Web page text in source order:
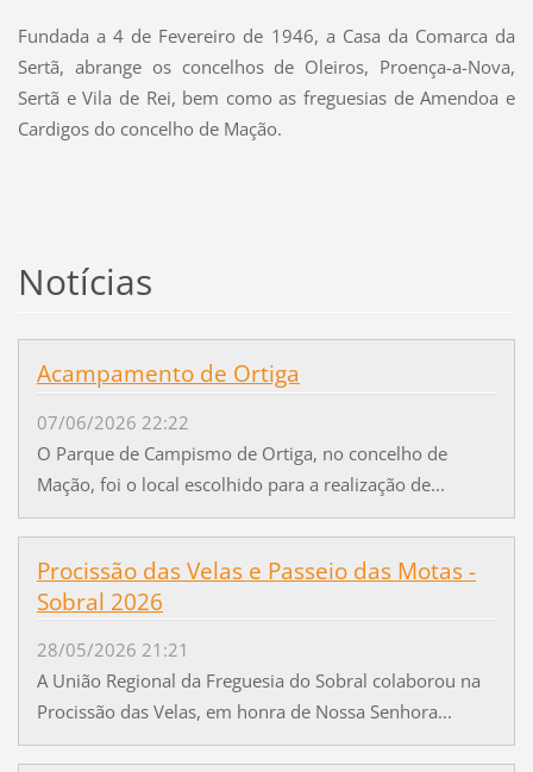
Fundada a 4 de Fevereiro de 1946, a Casa da Comarca da
Sertã, abrange os concelhos de Oleiros, Proença-a-Nova,
Sertã e Vila de Rei, bem como as freguesias de Amendoa e
Cardigos do concelho de Mação.
Notícias
Acampamento de Ortiga
07/06/2026 22:22
O Parque de Campismo de Ortiga, no concelho de
Mação, foi o local escolhido para a realização de...
Procissão das Velas e Passeio das Motas -
Sobral 2026
28/05/2026 21:21
A União Regional da Freguesia do Sobral colaborou na
Procissão das Velas, em honra de Nossa Senhora...